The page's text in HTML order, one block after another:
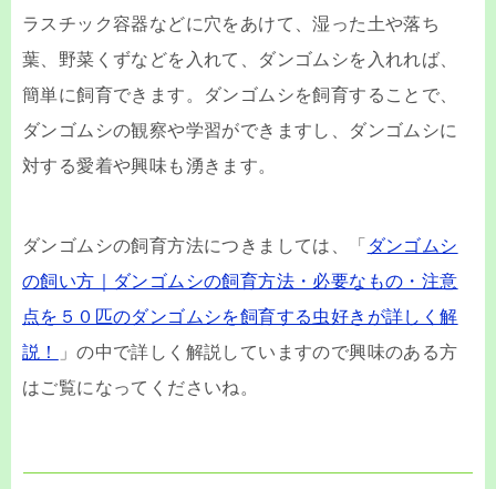
ラスチック容器などに穴をあけて、湿った土や落ち
葉、野菜くずなどを入れて、ダンゴムシを入れれば、
簡単に飼育できます。ダンゴムシを飼育することで、
ダンゴムシの観察や学習ができますし、ダンゴムシに
対する愛着や興味も湧きます。
ダンゴムシの飼育方法につきましては、「 ダンゴムシ
の飼い方｜ダンゴムシの飼育方法・必要なもの・注意
点を５０匹のダンゴムシを飼育する虫好きが詳しく解
説！
」の中で詳しく解説していますので興味のある方
はご覧になってくださいね。